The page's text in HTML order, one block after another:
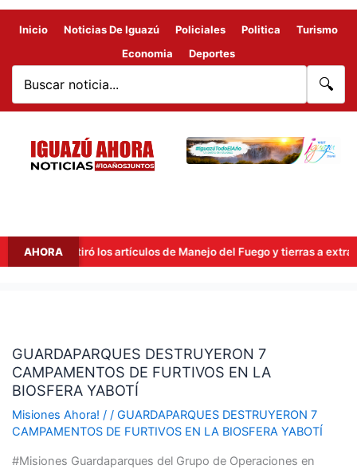
Inicio Noticias De Iguazú Policiales Politica
Turismo
Economia
Deportes
🔍
AHORA
pero retiró los artículos de Manejo del Fuego y tierras a
GUARDAPARQUES DESTRUYERON 7
CAMPAMENTOS DE FURTIVOS EN LA
BIOSFERA YABOTÍ
Misiones Ahora! / / GUARDAPARQUES DESTRUYERON 7
CAMPAMENTOS DE FURTIVOS EN LA BIOSFERA YABOTÍ
#Misiones Guardaparques del Grupo de Operaciones en
7
CAMPAMENTOS
DE
FURTIVOS
EN
BIOSFERA